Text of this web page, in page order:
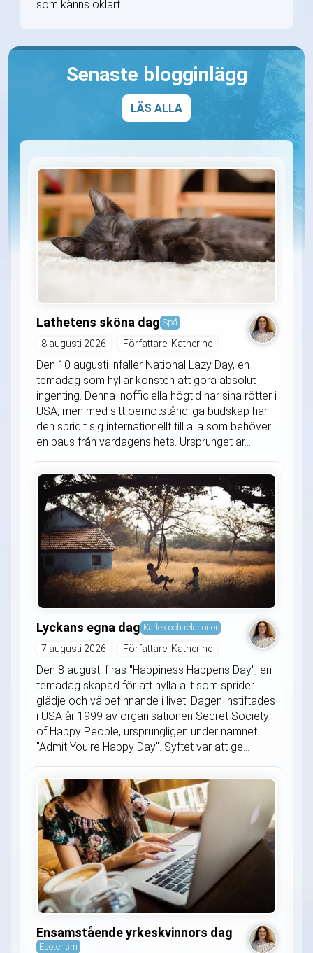
som känns oklart.
Senaste blogginlägg
LÄS ALLA
Lathetens sköna dag Spå
8 augusti 2026 Författare: Katherine
Den 10 augusti infaller National Lazy Day, en
temadag som hyllar konsten att göra absolut
ingenting. Denna inofficiella högtid har sina rötter i
USA, men med sitt oemotståndliga budskap har
den spridit sig internationellt till alla som behöver
en paus från vardagens hets. Ursprunget är...
Lyckans egna dag Kärlek och relationer
7 augusti 2026 Författare: Katherine
Den 8 augusti firas "Happiness Happens Day", en
temadag skapad för att hylla allt som sprider
glädje och välbefinnande i livet. Dagen instiftades
i USA år 1999 av organisationen Secret Society
of Happy People, ursprungligen under namnet
"Admit You’re Happy Day". Syftet var att ge...
Ensamstående yrkeskvinnors dag
Esoterism